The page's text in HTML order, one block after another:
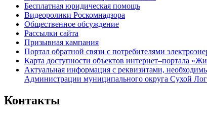
Бесплатная юридическая помощь
Видеоролики Роскомнадзора
Общественное обсуждение
Рассылки сайта
Призывная кампания
Портал обратной связи с потребителями
Карта доступности объектов интернет–портала
Актуальная информация с реквизитами,
Администрации муниципального округа Сухой Лог
Контакты